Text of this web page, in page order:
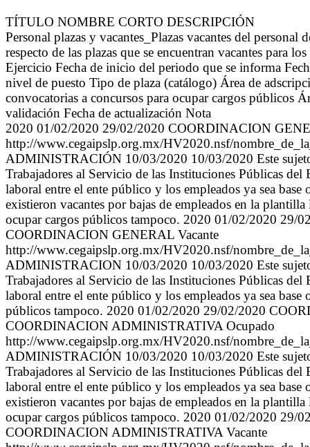
TÍTULO NOMBRE CORTO DESCRIPCIÓN
Personal plazas y vacantes_Plazas vacantes del
respecto de las plazas que se encuentran vacantes para
Ejercicio Fecha de inicio del periodo que se informa
nivel de puesto Tipo de plaza (catálogo) Área de
convocatorias a concursos para ocupar cargos públicos
validación Fecha de actualización Nota
2020 01/02/2020 29/02/2020 COORDINACION GENERAL COORDINADOR GENERAL 1 Confianza COORDINACION GENERAL Ocupado http://www.cegaipslp.org.mx/HV2020.nsf/nombre_de_la_vista/860B9F862976C3AA8625852100581208/$File/LEYENDA+NO+PUBLICACIÓN+XVA.pdf ADMINISTRACIÓN 10/03/2020 10/03/2020 Este sujeto obligado si está facultado para generar la información requerida, con fundamento en la Ley de los Trabajadores al Servicio de las Instituciones Públicas del Estado de San Luis Potosí, Titulo Segundo de los trabajadores, Capítulo I, la cual regula la relación laboral entre el ente público y los empleados ya sea base o confianza. Sin embargo, en este mes no se cuenta con la información solicitada debido a que no existieron vacantes por bajas de empleados en la plantilla laboral ya sea de base o de confianza, como consecuencia no existieron convocatorias a concursos para ocupar cargos públicos tampoco. 2020 01/02/2020 29/02/2020 COORDINACION GENERAL AUXILIAR DE COORDINACION GENERAL 3 Base COORDINACION GENERAL Vacante http://www.cegaipslp.org.mx/HV2020.nsf/nombre_de_la_vista/860B9F862976C3AA8625852100581208/$File/LEYENDA+NO+PUBLICACIÓN+XVA.pdf ADMINISTRACION 10/03/2020 10/03/2020 Este sujeto obligado si está facultado para generar la información requerida, con fundamento en la Ley de los Trabajadores al Servicio de las Instituciones Públicas del Estado de San Luis Potosí, Titulo Segundo de los trabajadores, Capítulo I, la cual regula la relación laboral entre el ente público y los empleados ya sea base o confianza. Sin embargo, en este mes no se no existieron convocatorias a concursos para ocupar cargos públicos tampoco. 2020 01/02/2020 29/02/2020 COORDINACION ADMINISTRATIVA COORDINACION ADMINISTRATIVA 2 Confianza COORDINACION ADMINISTRATIVA Ocupado http://www.cegaipslp.org.mx/HV2020.nsf/nombre_de_la_vista/860B9F862976C3AA8625852100581208/$File/LEYENDA+NO+PUBLICACIÓN+XVA.pdf ADMINISTRACIÓN 10/03/2020 10/03/2020 Este sujeto obligado si está facultado para generar la información requerida, con fundamento en la Ley de los Trabajadores al Servicio de las Instituciones Públicas del Estado de San Luis Potosí, Titulo Segundo de los trabajadores, Capítulo I, la cual regula la relación laboral entre el ente público y los empleados ya sea base o confianza. Sin embargo, en este mes no se cuenta con la información solicitada debido a que no existieron vacantes por bajas de empleados en la plantilla laboral ya sea de base o de confianza, como consecuencia no existieron convocatorias a concursos para ocupar cargos públicos tampoco. 2020 01/02/2020 29/02/2020 COORDINACION ADMINISTRATIVA AUXILIAR ADMINISTRATIVO 4 Base COORDINACION ADMINISTRATIVA Vacante http://www.cegaipslp.org.mx/HV2020.nsf/nombre_de_la_vista/860B9F862976C3AA8625852100581208/$File/LEYENDA+NO+PUBLICACIÓN+XVA.pdf ADMINISTRACION 10/03/2020 10/03/2020 Este sujeto obligado si está facultado para generar la información requerida, con fundamento en la Ley de los Trabajadores al Servicio de las Instituciones Públicas del Estado de San Luis Potosí, Titulo Segundo de los trabajadores, Capítulo I, la cual regula la relación laboral entre el ente público y los empleados ya sea base o confianza. Sin embargo, en este mes no se no existieron convocatorias a concursos para ocupar cargos públicos tampoco. 2020 01/02/2020 29/02/2020 COORDINACION ADMINISTRATIVA RECEPCION 4 Base COORDINACION ADMINISTRATIVA Ocupado http://www.cegaipslp.org.mx/HV2020.nsf/nombre_de_la_vista/860B9F862976C3AA8625852100581208/$File/LEYENDA+NO+PUBLICACIÓN+XVA.pdf ADMINISTRACIÓN 10/03/2020 10/03/2020 Este sujeto obligado si está facultado para generar la información requerida, con fundamento en la Ley de los Trabajadores al